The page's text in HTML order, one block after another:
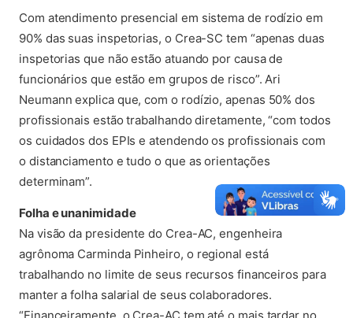
Com atendimento presencial em sistema de rodízio em
90% das suas inspetorias, o Crea-SC tem “apenas duas
inspetorias que não estão atuando por causa de
funcionários que estão em grupos de risco”. Ari
Neumann explica que, com o rodízio, apenas 50% dos
profissionais estão trabalhando diretamente, “com todos
os cuidados dos EPIs e atendendo os profissionais com
o distanciamento e tudo o que as orientações
determinam”.
Folha e unanimidade
Na visão da presidente do Crea-AC, engenheira
agrônoma Carminda Pinheiro, o regional está
trabalhando no limite de seus recursos financeiros para
manter a folha salarial de seus colaboradores.